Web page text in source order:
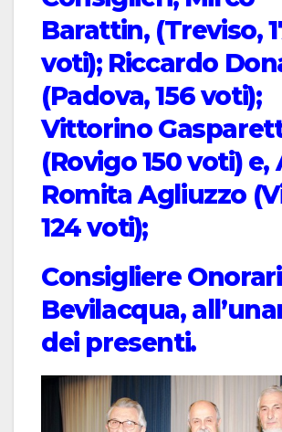
Barattin, (Treviso,
voti); Riccardo
(Padova, 156 voti);
Vittorino
(Rovigo 150 voti) e,
Romita Agliuzzo
124 voti);
Consigliere
Bevilacqua,
dei presenti.